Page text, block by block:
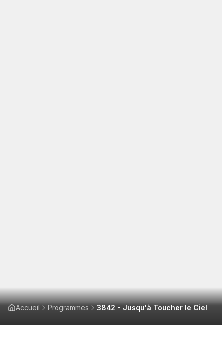
Accueil Programmes 3842 - Jusqu'à Toucher le Ciel